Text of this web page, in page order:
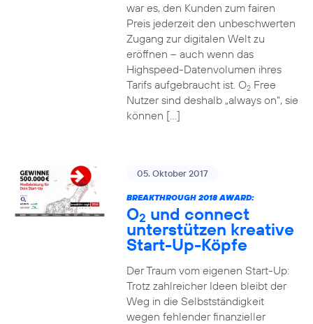
war es, den Kunden zum fairen
Preis jederzeit den unbeschwerten
Zugang zur digitalen Welt zu
eröffnen – auch wenn das
Highspeed-Datenvolumen ihres
Tarifs aufgebraucht ist. O2Free
Nutzer sind deshalb „always on“, sie
können […]
05. Oktober 2017
BREAKTHROUGH 2018 AWARD:
O2 und connect
unterstützen kreative
Start-Up-Köpfe
Der Traum vom eigenen Start-Up:
Trotz zahlreicher Ideen bleibt der
Weg in die Selbstständigkeit
wegen fehlender finanzieller